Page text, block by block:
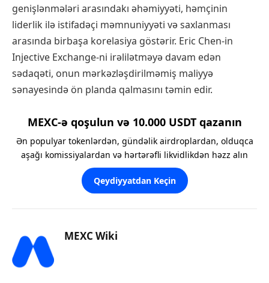
genişlənmələri arasındakı əhəmiyyəti, həmçinin
liderlik ilə istifadəçi məmnuniyyəti və saxlanması
arasında birbaşa korelasiya göstərir. Eric Chen-in
Injective Exchange-ni irəlilətməyə davam edən
sədaqəti, onun mərkəzləşdirilməmiş maliyyə
sənayesində ön planda qalmasını təmin edir.
MEXC-ə qoşulun və 10.000 USDT qazanın
Ən populyar tokenlərdən, gündəlik airdroplardan, olduqca
aşağı komissiyalardan və hərtərəfli likvidlikdən həzz alın
Qeydiyyatdan Keçin
MEXC Wiki